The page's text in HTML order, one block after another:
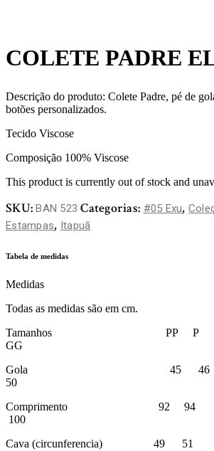
COLETE PADRE
Descrição do produto: Colete Padre, pé de
botões personalizados.
Tecido Viscose
Composição 100% Viscose
This product is currently out of stock and
SKU:BAN 523 Categorias: #05 Exu,
Estampas, Itapuã
Tabela de medidas
Medidas
Todas as medidas são em cm.
Tamanhos PP
GG
Gola 45 46
50
Comprimento 92
100
Cava (circunferencia) 49